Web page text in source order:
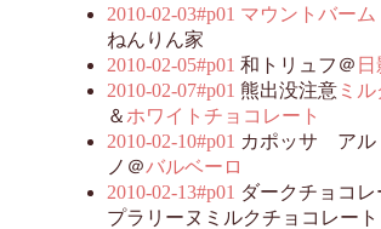
2010-02-03#p01 マウントバー
ねんりん家
2010-02-05#p01 和トリュフ＠
2010-02-07#p01 熊出没注意 ミ
＆ ホワイトチョコレート
2010-02-10#p01 カポッサ ア
ノ＠バルベーロ
2010-02-13#p01 ダークチョコ
プラリーヌミルクチョコレー